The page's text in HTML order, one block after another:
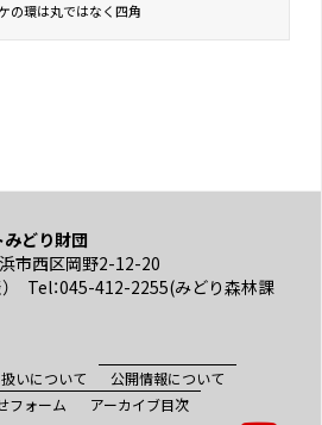
の環は丸ではなく四角
みどり財団
市西区岡野2-12-20
Tel：045-412-2255(みどり森林課
いについて
公開情報について
フォーム
アーカイブ目次